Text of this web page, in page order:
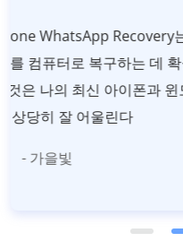
처음 사용할 때 인
하지 않았지만
성공적으로 복원하
단점은 유료